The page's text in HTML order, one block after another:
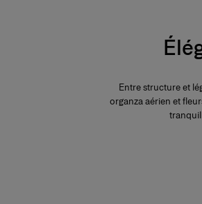
Entre structure et
organza aérien et